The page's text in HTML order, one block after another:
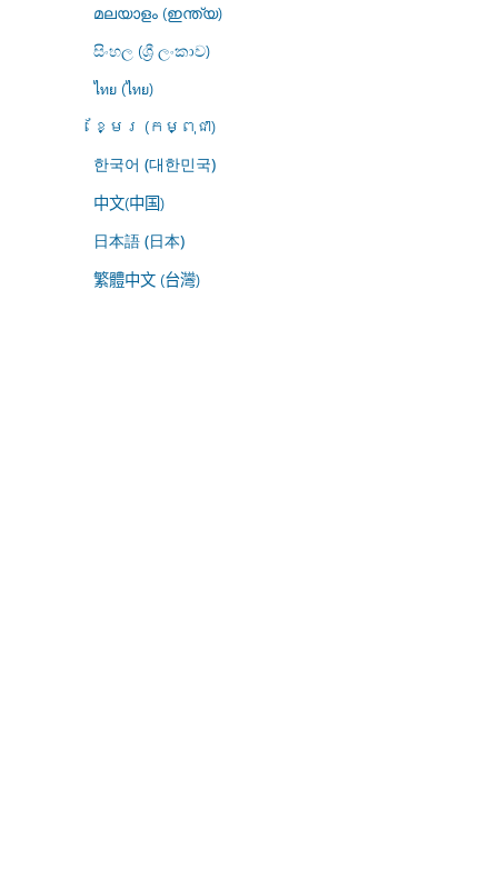
മലയാളം (ഇന്ത്യ)
සිංහල (ශ්‍රී ලංකාව)
ไทย (ไทย)
ខ្មែរ (កម្ពុជា)
한국어 (대한민국)
中文(中国)
日本語 (日本)
繁體中文 (台灣)